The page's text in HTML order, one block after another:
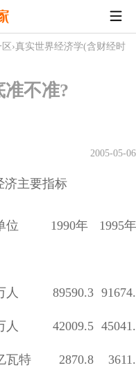
›真实世界经济学(含财经时
不准?
2005-05-06
济主要指标
位 1990年 1995年
人 89590.3
人 42009.5
瓦特 2870.8